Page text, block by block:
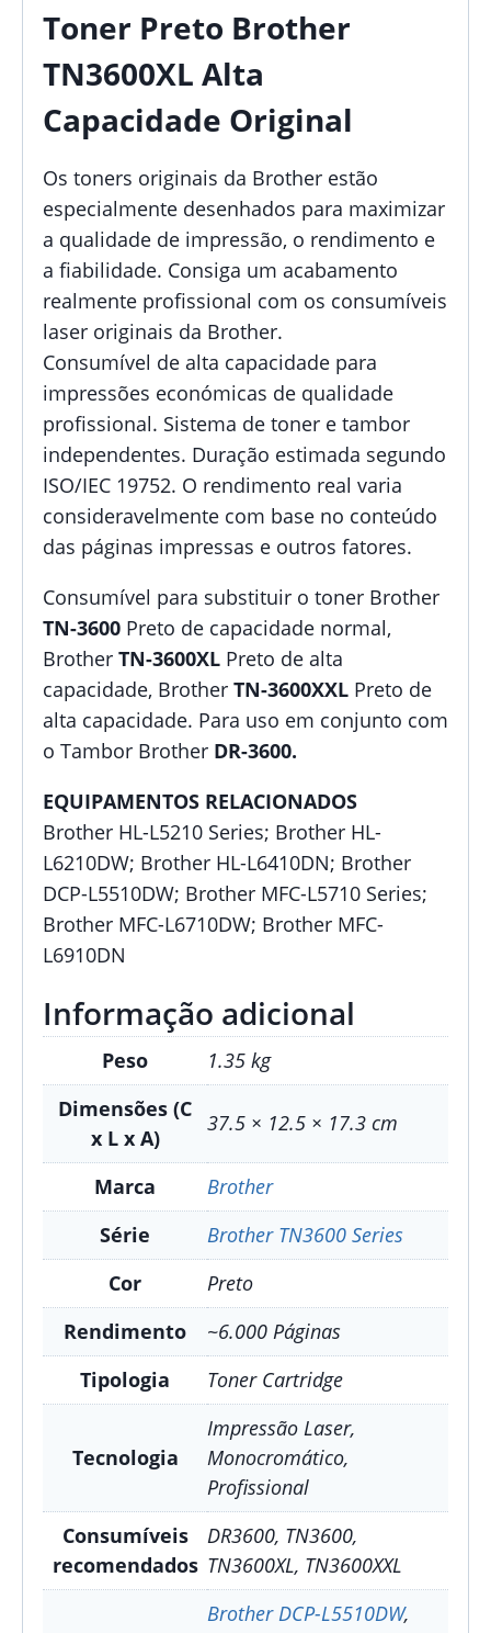
Toner Preto Brother
TN3600XL Alta
Capacidade Original
Os toners originais da Brother estão
especialmente desenhados para maximizar
a qualidade de impressão, o rendimento e
a fiabilidade. Consiga um acabamento
realmente profissional com os consumíveis
laser originais da Brother.
Consumível de alta capacidade para
impressões económicas de qualidade
profissional. Sistema de toner e tambor
independentes. Duração estimada segundo
ISO/IEC 19752. O rendimento real varia
consideravelmente com base no conteúdo
das páginas impressas e outros fatores.
Consumível para substituir o toner Brother
TN-3600 Preto de capacidade normal,
Brother TN-3600XL Preto de alta
capacidade, Brother TN-3600XXL Preto de
alta capacidade. Para uso em conjunto com
o Tambor Brother DR-3600.
EQUIPAMENTOS RELACIONADOS
Brother HL-L5210 Series; Brother HL-
L6210DW; Brother HL-L6410DN; Brother
DCP-L5510DW; Brother MFC-L5710 Series;
Brother MFC-L6710DW; Brother MFC-
L6910DN
Informação adicional
Peso
1.35 kg
Dimensões (C
x L x A)
37.5 × 12.5 × 17.3 cm
Marca
Brother
Série
Brother TN3600 Series
Cor
Preto
Rendimento
~6.000 Páginas
Tipologia
Toner Cartridge
Tecnologia
Impressão Laser,
Monocromático,
Profissional
Consumíveis
recomendados
DR3600, TN3600,
TN3600XL, TN3600XXL
Brother DCP-L5510DW,